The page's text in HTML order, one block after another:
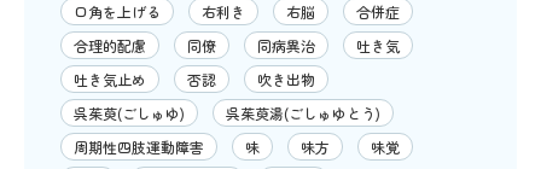
口角を上げる
右利き 右脳
合併症
合理的配慮
同僚 同病異治
吐き気
吐き気止め
否認
吹き出物
呉茱萸(ごしゅゆ)
呉茱萸湯(ごしゅゆとう)
周期性四肢運動障害
味 味方
味覚